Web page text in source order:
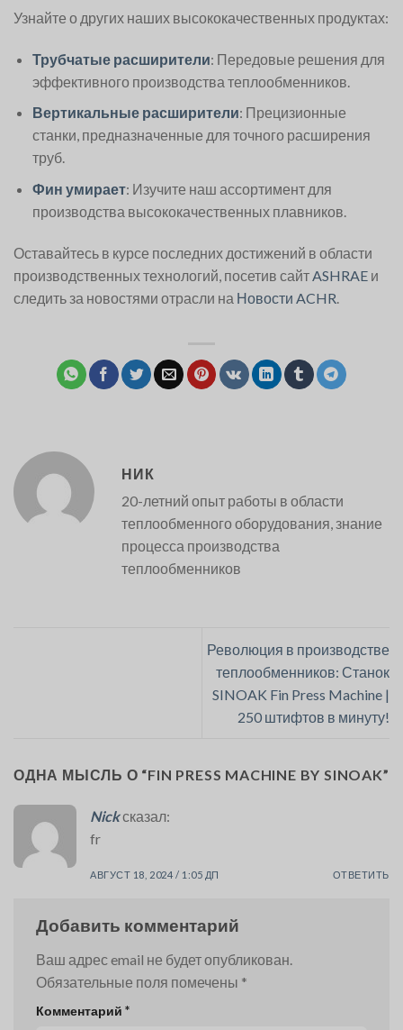
Узнайте о других наших высококачественных продуктах:
Трубчатые расширители: Передовые решения для
эффективного производства теплообменников.
Вертикальные расширители: Прецизионные
станки, предназначенные для точного расширения
труб.
Фин умирает: Изучите наш ассортимент для
производства высококачественных плавников.
Оставайтесь в курсе последних достижений в области
производственных технологий, посетив сайт ASHRAE и
следить за новостями отрасли на Новости ACHR
НИК
20-летний опыт работы в области
теплообменного оборудования, знание
процесса производства
теплообменников
Революция в производстве
теплообменников: Станок
SINOAK Fin Press Machine |
250 штифтов в минуту!
ОДНА МЫСЛЬ О “FIN PRESS MACHINE BY SINOAK”
Nickсказал:
fr
АВГУСТ 18, 2024 / 1:05 ДП ОТВЕТИТЬ
Добавить комментарий
Ваш адрес email не будет опубликован.
Обязательные поля помечены *
Комментарий *